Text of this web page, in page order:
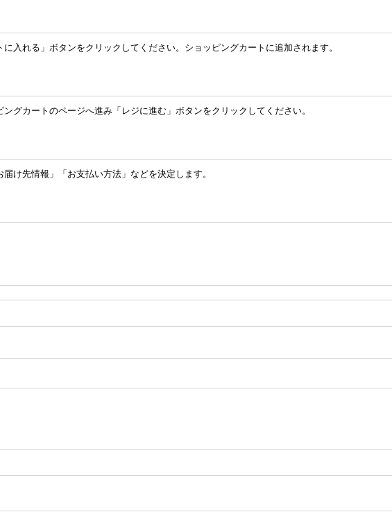
入れる」ボタンをクリックしてください。ショッピングカートに追加されます。
グカートのページへ進み「レジに進む」ボタンをクリックしてください。
け先情報」「お支払い方法」などを決定します。